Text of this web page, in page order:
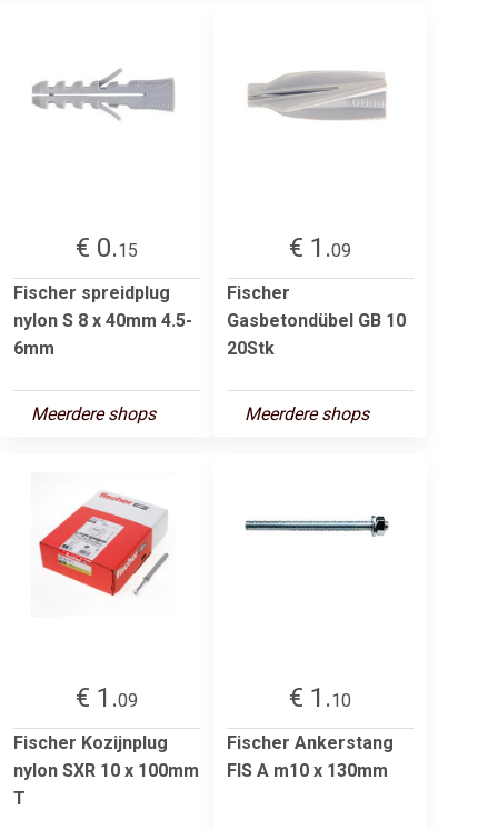
€ 0.15
Fischer spreidplug
nylon S 8 x 40mm 4.5-
6mm
Meerdere shops
€ 1.09
Fischer
Gasbetondübel GB 10
20Stk
Meerdere shops
€ 1.09
Fischer Kozijnplug
nylon SXR 10 x 100mm
T
€ 1.10
Fischer Ankerstang
FIS A m10 x 130mm